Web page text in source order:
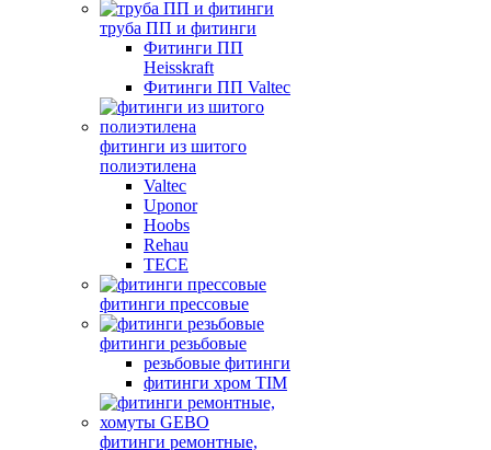
труба ПП и фитинги
Фитинги ПП
Heisskraft
Фитинги ПП Valtec
фитинги из шитого
полиэтилена
Valtec
Uponor
Hoobs
Rehau
TECE
фитинги прессовые
фитинги резьбовые
резьбовые фитинги
фитинги хром TIM
фитинги ремонтные,